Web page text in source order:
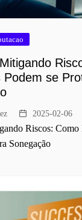
Podem se
2025-02-06
Riscos: Como
Sonegação